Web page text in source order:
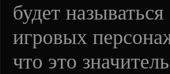
будет
игровых
что это